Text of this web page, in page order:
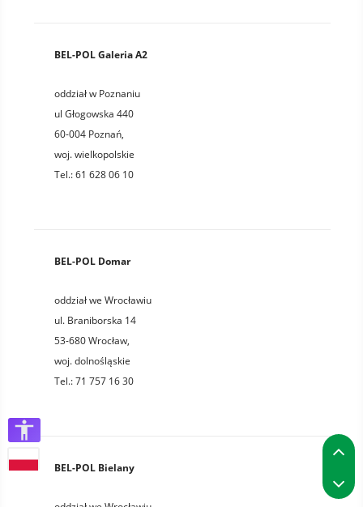
BEL-POL Galeria A2
oddział w Poznaniu
ul Głogowska 440
60-004 Poznań,
woj.wielkopolskie
Tel.:61 628 06 10
BEL-POL Domar
oddział we Wrocławiu
ul. Braniborska 14
53-680Wrocław,
woj.dolnośląskie
Tel.:71 757 16 30
BEL-POL Bielany